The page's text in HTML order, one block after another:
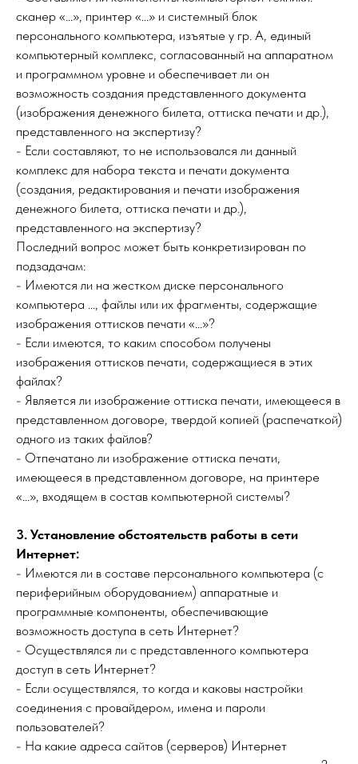
сканер «...», принтер «...» и системный блок
персонального компьютера, изъятые у гр. А, единый
компьютерный комплекс, согласованный на аппаратном
и программном уровне и обеспечивает ли он
возможность создания представленного документа
(изображения денежного билета, оттиска печати и др.),
представленного на экспертизу?
- Если составляют, то не использовался ли данный
комплекс для набора текста и печати документа
(создания, редактирования и печати изображения
денежного билета, оттиска печати и др.),
представленного на экспертизу?
Последний вопрос может быть конкретизирован по
подзадачам:
- Имеются ли на жестком диске персонального
компьютера ..., файлы или их фрагменты, содержащие
изображения оттисков печати «...»?
- Если имеются, то каким способом получены
изображения оттисков печати, содержащиеся в этих
файлах?
- Является ли изображение оттиска печати, имеющееся в
представленном договоре, твердой копией (распечаткой)
одного из таких файлов?
- Отпечатано ли изображение оттиска печати,
имеющееся в представленном договоре, на принтере
«...», входящем в состав компьютерной системы?
3. Установление обстоятельств работы в сети
Интернет:
- Имеются ли в составе персонального компьютера (с
периферийным оборудованием) аппаратные и
программные компоненты, обеспечивающие
возможность доступа в сеть Интернет?
- Осуществлялся ли с представленного компьютера
доступ в сеть Интернет?
- Если осуществлялся, то когда и каковы настройки
соединения с провайдером, имена и пароли
пользователей?
- На какие адреса сайтов (серверов) Интернет